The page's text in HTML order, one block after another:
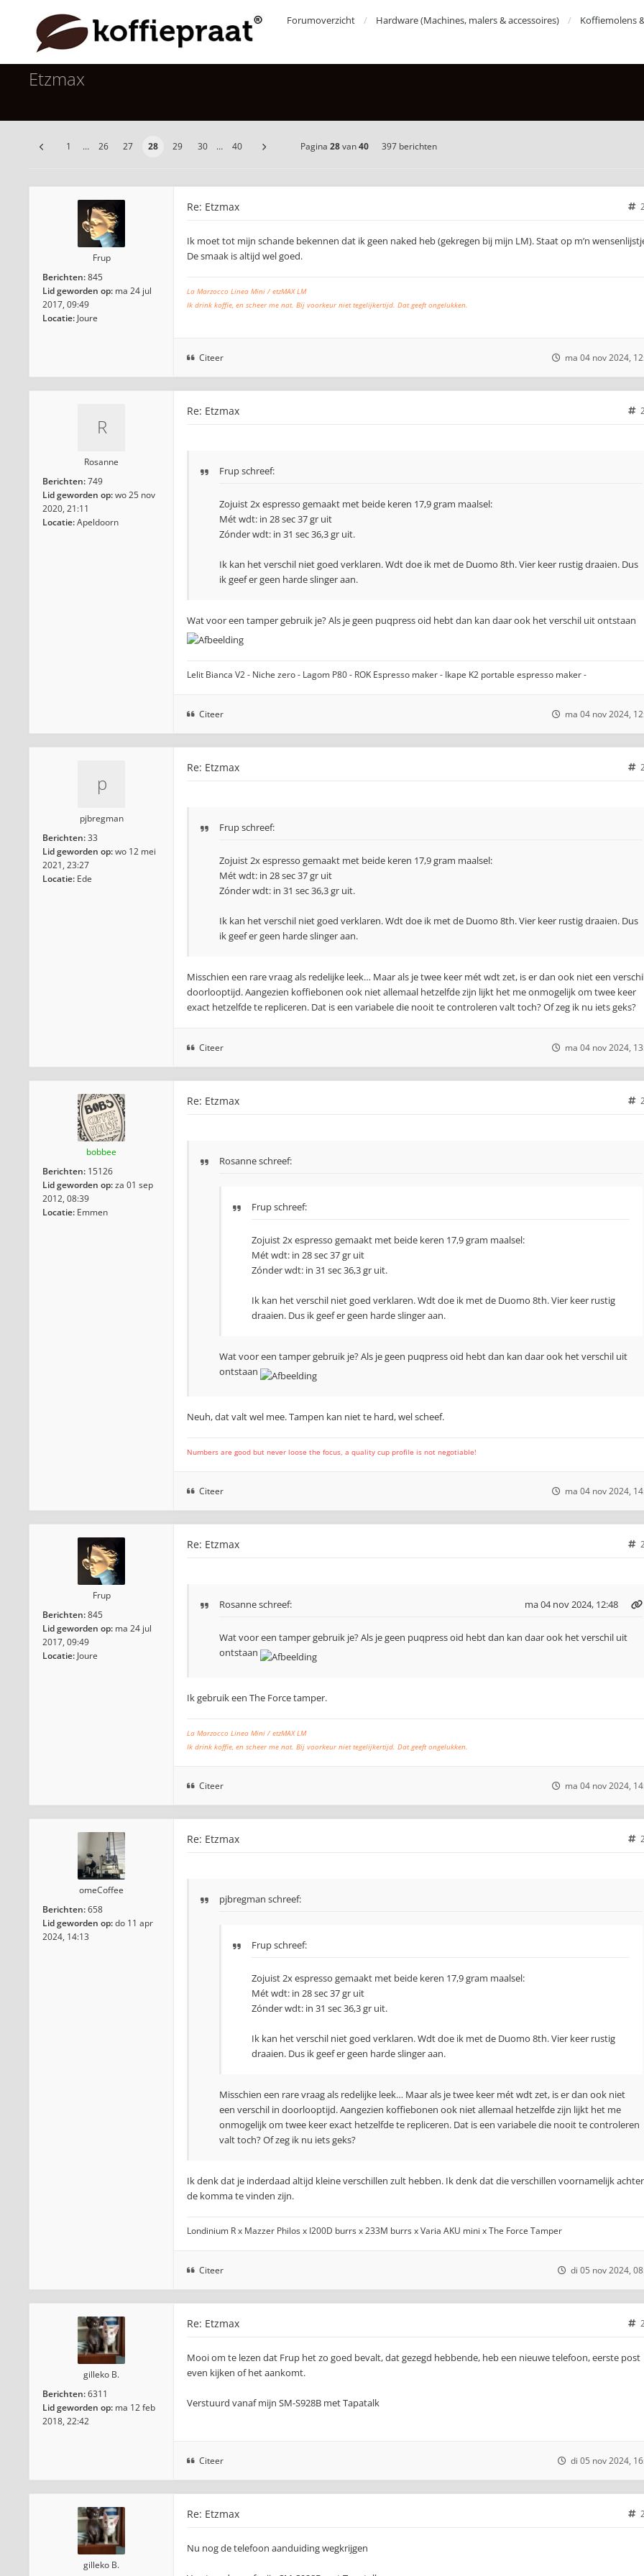
Forumoverzicht Hardware (Machines, malers & accessoires) Koffiemolens
Etzmax
1 … 26 27 28 29 30 … 40 Pagina 28van40 397 berichten
Frup
Berichten:845
Lid geworden op: ma 24 jul
2017, 09:49
Locatie: Joure
Re: Etzmax
Ik moet tot mijn schande bekennen dat ik geen naked heb (gekregen bij mijn LM). Staat op m’n
De smaak is altijd wel goed.
La Marzocco Linea Mini / etzMAX LM
Ik drink koffie, en scheer me nat. Bij voorkeur niet tegelijkertijd. Dat geeft ongelukken.
Citeer ma 04 nov 2024,
Rosanne
Berichten:749
Lid geworden op:wo 25 nov
2020, 21:11
Locatie:Apeldoorn
Re: Etzmax
Frup schreef:
Zojuist 2x espresso gemaakt met beide keren 17,9 gram maalsel:
Mét wdt: in 28 sec 37 gr uit
Zónder wdt: in 31 sec 36,3 gr uit.
Ik kan het verschil niet goed verklaren. Wdt doe ik met de Duomo 8th. Vier keer rustig draaien. Dus
ik geef er geen harde slinger aan.
Wat voor een tamper gebruik je? Als je geen puqpress oid hebt dan kan daar ook het verschil uit ontstaan
Lelit Bianca V2 - Niche zero - Lagom P80 - ROK Espresso maker - Ikape K2 portable espresso maker -
Citeer ma 04 nov 2024,
pjbregman
Berichten:33
Lid geworden op:wo 12 mei
2021, 23:27
Locatie: Ede
Re: Etzmax
Frup schreef:
Zojuist 2x espresso gemaakt met beide keren 17,9 gram maalsel:
Mét wdt: in 28 sec 37 gr uit
Zónder wdt: in 31 sec 36,3 gr uit.
Ik kan het verschil niet goed verklaren. Wdt doe ik met de Duomo 8th. Vier keer rustig draaien. Dus
ik geef er geen harde slinger aan.
Misschien een rare vraag als redelijke leek… Maar als je twee keer mét wdt zet, is er dan ook niet een
doorlooptijd. Aangezien koffiebonen ook niet allemaal hetzelfde zijn lijkt het me onmogelijk om twee keer
exact hetzelfde te repliceren. Dat is een variabele die nooit te controleren valt toch? Of zeg ik nu iets geks?
Citeer ma 04 nov 2024,
bobbee
Berichten: 15126
Lid geworden op:za 01 sep
2012, 08:39
Locatie: Emmen
Re: Etzmax
Rosanne schreef:
Frup schreef:
Zojuist 2x espresso gemaakt met beide keren 17,9 gram maalsel:
Mét wdt: in 28 sec 37 gr uit
Zónder wdt: in 31 sec 36,3 gr uit.
Ik kan het verschil niet goed verklaren. Wdt doe ik met de Duomo 8th. Vier keer rustig
draaien. Dus ik geef er geen harde slinger aan.
Wat voor een tamper gebruik je? Als je geen puqpress oid hebt dan kan daar ook het verschil uit
ontstaan
Neuh, dat valt wel mee. Tampen kan niet te hard, wel scheef.
Numbers are good but never loose the focus, a quality cup profile is not negotiable!
Citeer ma 04 nov 2024,
Frup
Berichten:845
Lid geworden op: ma 24 jul
2017, 09:49
Locatie: Joure
Re: Etzmax
Rosanneschreef: ma 04 nov 2024, 12:48
Wat voor een tamper gebruik je? Als je geen puqpress oid hebt dan kan daar ook het verschil uit
ontstaan
Ik gebruik een The Force tamper.
La Marzocco Linea Mini / etzMAX LM
Ik drink koffie, en scheer me nat. Bij voorkeur niet tegelijkertijd. Dat geeft ongelukken.
Citeer ma 04 nov 2024,
omeCoffee
Berichten:658
Lid geworden op:do 11 apr
2024, 14:13
Re: Etzmax
pjbregman schreef:
Frup schreef:
Zojuist 2x espresso gemaakt met beide keren 17,9 gram maalsel:
Mét wdt: in 28 sec 37 gr uit
Zónder wdt: in 31 sec 36,3 gr uit.
Ik kan het verschil niet goed verklaren. Wdt doe ik met de Duomo 8th. Vier keer rustig
draaien. Dus ik geef er geen harde slinger aan.
Misschien een rare vraag als redelijke leek… Maar als je twee keer mét wdt zet, is er dan ook niet
een verschil in doorlooptijd. Aangezien koffiebonen ook niet allemaal hetzelfde zijn lijkt het me
onmogelijk om twee keer exact hetzelfde te repliceren. Dat is een variabele die nooit te controleren
valt toch? Of zeg ik nu iets geks?
Ik denk dat je inderdaad altijd kleine verschillen zult hebben. Ik denk dat die verschillen voornamelijk achter
de komma te vinden zijn.
Londinium R x Mazzer Philos x I200D burrs x 233M burrs x Varia AKU mini x The Force Tamper
Citeer di 05 nov 2024,
gilleko B.
Berichten:6311
Lid geworden op: ma 12 feb
2018, 22:42
Re: Etzmax
Mooi om te lezen dat Frup het zo goed bevalt, dat gezegd hebbende, heb een nieuwe telefoon, eerste post
even kijken of het aankomt.
Verstuurd vanaf mijn SM-S928B met Tapatalk
Citeer di 05 nov 2024,
gilleko B.
Re: Etzmax
Nu nog de telefoon aanduiding wegkrijgen